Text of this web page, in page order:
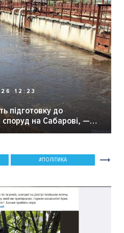
12:23
підготовку до
споруд на Сабарові, —
ПОЛІТИКА